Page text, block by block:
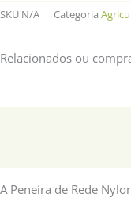
SKU N/A Categoria
Relacionados ou
A Peneira de Rede